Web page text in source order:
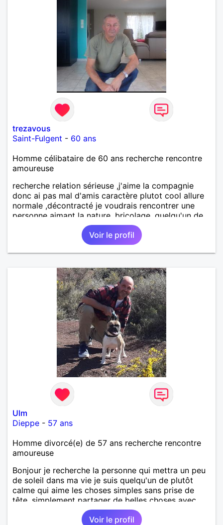
trezavous
Saint-Fulgent - 60 ans
Homme célibataire de 60 ans recherche rencontre
amoureuse
recherche relation sérieuse ,j'aime la compagnie
donc ai pas mal d'amis caractère plutot cool allure
normale ,décontracté je voudrais rencontrer une
personne aimant la nature ,bricolage ,quelqu'un de
simple et naturel à vos claviers mesdames
Voir le profil
Ulm
Dieppe - 57 ans
Homme divorcé(e) de 57 ans recherche rencontre
amoureuse
Bonjour je recherche la personne qui mettra un peu
de soleil dans ma vie je suis quelqu'un de plutôt
calme qui aime les choses simples sans prise de
tête, simplement partager de belles choses avec
une personne qui me ressemble .
Voir le profil